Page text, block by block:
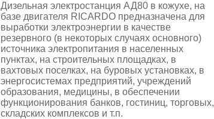
Дизельная электростанция АД80 в кожухе, на
базе двигателя RICARDO предназначена для
выработки электроэнергии в качестве
резервного (в некоторых случаях основного)
источника электропитания в населенных
пунктах, на строительных площадках, в
вахтовых поселках, на буровых установках, в
энергосистемах предприятий, учреждений
образования, медицины, в обеспечении
функционирования банков, гостиниц, торговых,
складских комплексов и т.п.